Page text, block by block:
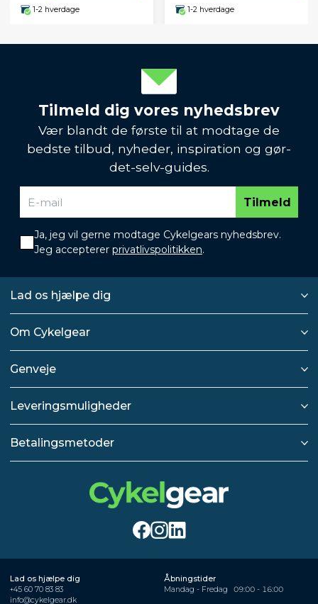
1-2 hverdage 1-2 hverdage
Tilmeld dig vores nyhedsbrev
Vær blandt de første til at modtage de
bedste tilbud, nyheder, inspiration og gør-
det-selv-guides.
Tilmeld
Ja, jeg vil gerne modtage Cykelgears nyhedsbrev.
Jeg accepterer privatlivspolitikken.
Lad os hjælpe dig
Om Cykelgear
Genveje
Leveringsmuligheder
Betalingsmetoder
Lad os hjælpe dig
+45 60 70 83 83
info@cykelgear.dk
Åbningstider
Mandag - Fredag
09:00 - 16:00